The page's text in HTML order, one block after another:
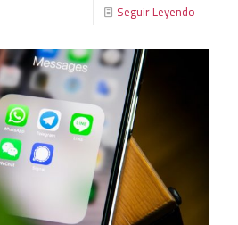
Seguir Leyendo